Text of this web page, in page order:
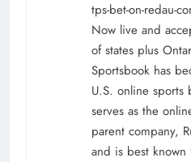
tps-bet-on-redau-
Now live and
of states plus
Sportsbook has
U.S. online sports
serves as the
parent company,
and is best